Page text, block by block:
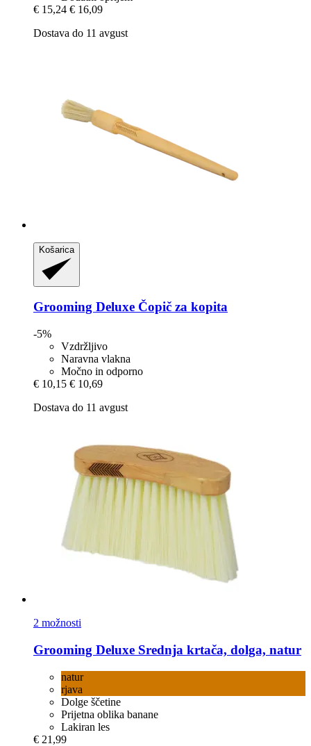
€ 15,24 € 16,09
Dostava do 11 avgust
Košarica
Grooming Deluxe Čopič za kopita
-5%
Vzdržljivo
Naravna vlakna
Močno in odporno
€ 10,15 € 10,69
Dostava do 11 avgust
2 možnosti
Grooming Deluxe Srednja krtača, dolga, natur
natur
rjava
Dolge ščetine
Prijetna oblika banane
Lakiran les
€ 21,99